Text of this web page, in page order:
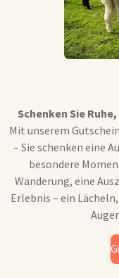
Schenken Sie
Mit unserem
– Sie schenken eine
besondere
Wanderung, eine
Erlebnis – ein